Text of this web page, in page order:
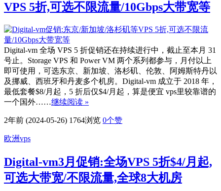
VPS 5折,可选不限流量/10Gbps大带宽等
Digital-vm 全场 VPS 5 折促销还在持续进行中，截止至本月 31
号止。Storage VPS 和 Power VM 两个系列都参与，月付以上
即可使用，可选东京、新加坡、洛杉矶、伦敦、阿姆斯特丹以
及挪威、西班牙和丹麦多个机房。Digital-vm 成立于 2018 年，
最低套餐$8/月起，5 折后仅$4/月起，算是便宜 vps里较靠谱的
一个国外……继续阅读 »
2年前 (2024-05-26) 1764浏览 0个赞
欧洲vps
Digital-vm3月促销:全场VPS 5折$4/月起,
可选大带宽/不限流量,全球8大机房